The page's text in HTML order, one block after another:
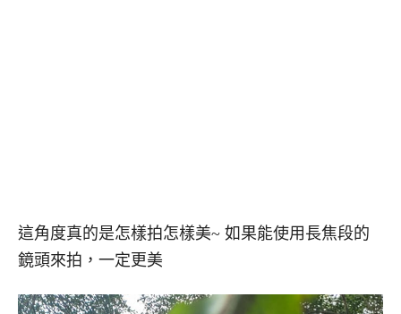
這角度真的是怎樣拍怎樣美~ 如果能使用長焦段的
鏡頭來拍，一定更美